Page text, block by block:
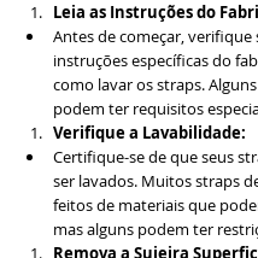
Leia as Instruções do
Antes de começar, verifique
instruções específicas do
como lavar os straps.
podem ter requisitos
Verifique a Lavabilidade:
Certifique-se de que seus
ser lavados. Muitos straps
feitos de materiais que
mas alguns podem ter
Remova a Sujeira